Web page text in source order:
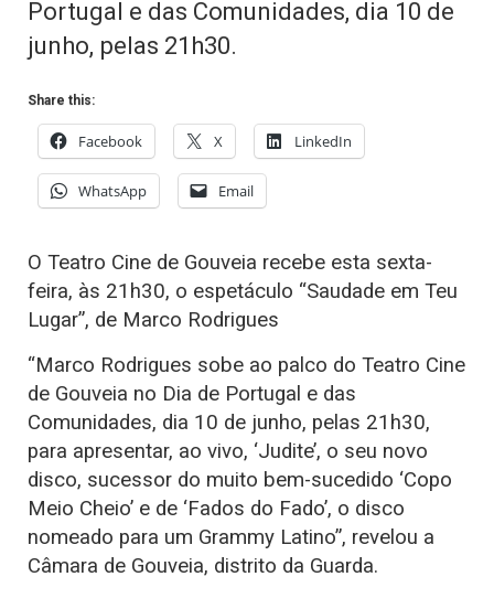
Portugal e das Comunidades, dia 10 de
junho, pelas 21h30.
Share this:
Facebook X LinkedIn
WhatsApp Email
O Teatro Cine de Gouveia recebe esta sexta-
feira, às 21h30, o espetáculo “Saudade em Teu
Lugar”, de Marco Rodrigues
“Marco Rodrigues sobe ao palco do Teatro Cine
de Gouveia no Dia de Portugal e das
Comunidades, dia 10 de junho, pelas 21h30,
para apresentar, ao vivo, ‘Judite’, o seu novo
disco, sucessor do muito bem-sucedido ‘Copo
Meio Cheio’ e de ‘Fados do Fado’, o disco
nomeado para um Grammy Latino”, revelou a
Câmara de Gouveia, distrito da Guarda.